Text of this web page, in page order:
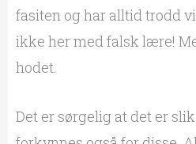
fasiten og har alltid trodd
ikke her med falsk lære!
hodet.
Det er sørgelig at det er